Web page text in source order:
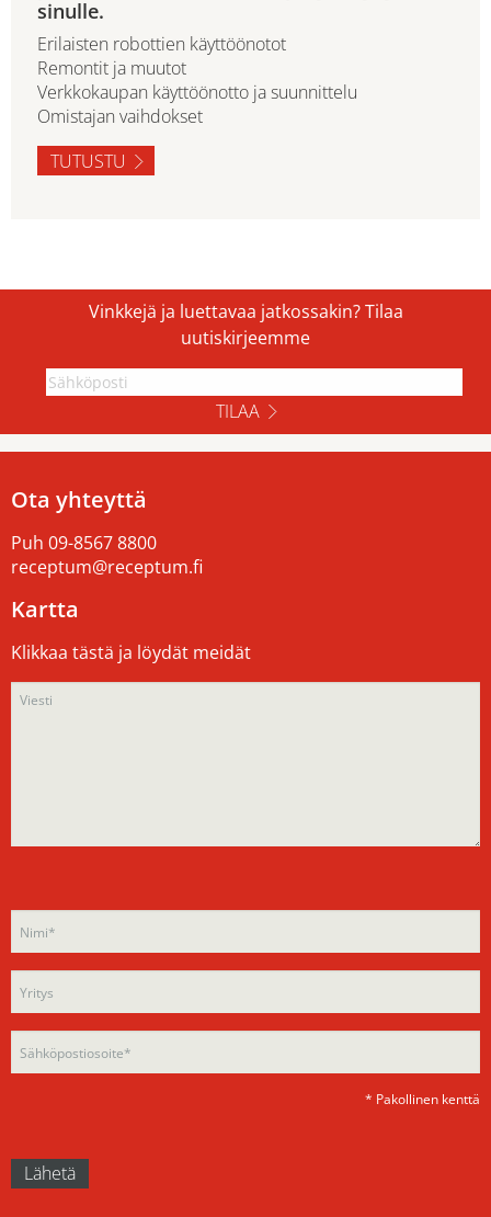
sinulle.
Erilaisten robottien käyttöönotot
Remontit ja muutot
Verkkokaupan käyttöönotto ja suunnittelu
Omistajan vaihdokset
TUTUSTU
Vinkkejä ja luettavaa jatkossakin? Tilaa
uutiskirjeemme
TILAA
Ota yhteyttä
Puh 09-8567 8800
receptum@receptum.fi
Kartta
Klikkaa tästä ja löydät meidät
leave
this
empty.
Please
leave
this
field
empty.
* Pakollinen kenttä